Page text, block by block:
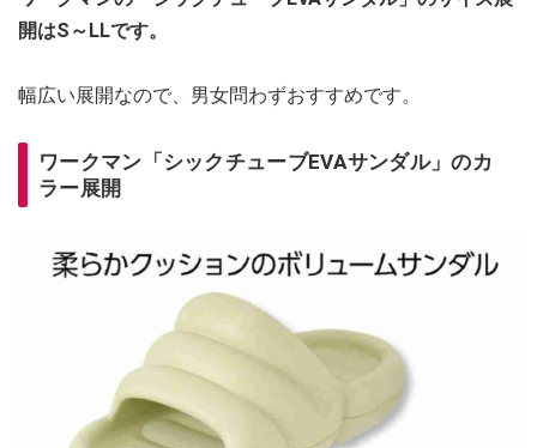
開はS～LLです。
幅広い展開なので、男女問わずおすすめです。
ワークマン「シックチューブEVAサンダル」のカ
ラー展開